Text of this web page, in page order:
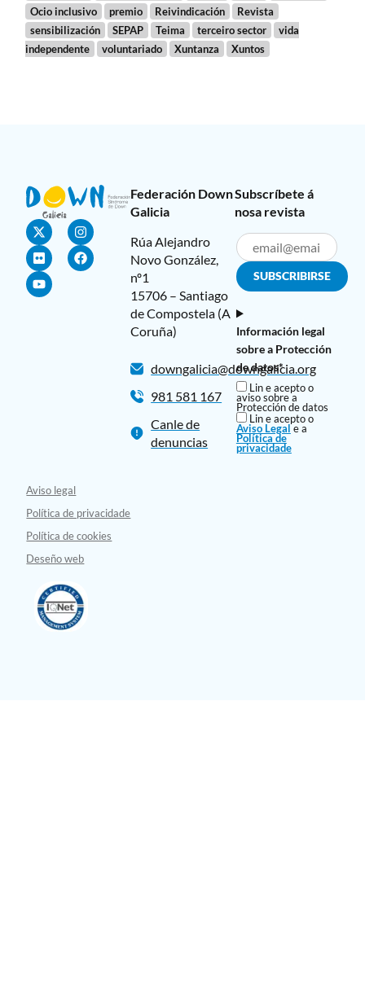
Ocio inclusivo premio Reivindicación
Revista
sensibilización
SEPAP Teima terceiro sector
vida
independente
voluntariado Xuntanza Xuntos
Federación Down
Galicia
Rúa Alejandro
Novo González,
nº1
15706 – Santiago
de Compostela (A
Coruña)
downgalicia@downgalicia.org
981 581 167
Canle de
denuncias
Subscríbete á
nosa revista
Información legal
sobre a Protección
de datos*
Lin e acepto o
aviso sobre a
Protección de datos
Lin e acepto o
Aviso Legale a
Política de
privacidade
Aviso legal
Política de privacidade
Política de cookies
Deseño web